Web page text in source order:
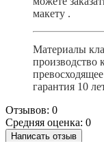
макету .
Материалы
производство
гарантия 10
Отзывов: 0
Средняя оценка: 0
Написать отзыв